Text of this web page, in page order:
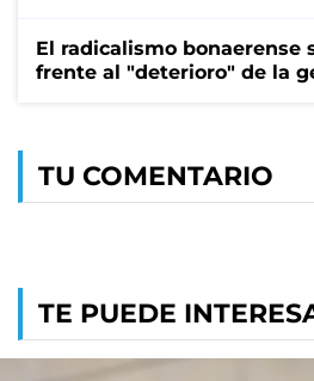
El radicalismo bonaerense
frente al "deterioro" de la
TU COMENTARIO
TE PUEDE